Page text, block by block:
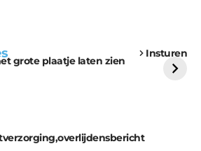
Insturen
grote plaatje laten zien
uitdaging
overlijdensbericht